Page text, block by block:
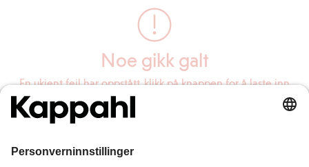
Noe gikk galt
En ukjent feil har oppstått, klikk på knappen for å laste inn
siden på nytt.